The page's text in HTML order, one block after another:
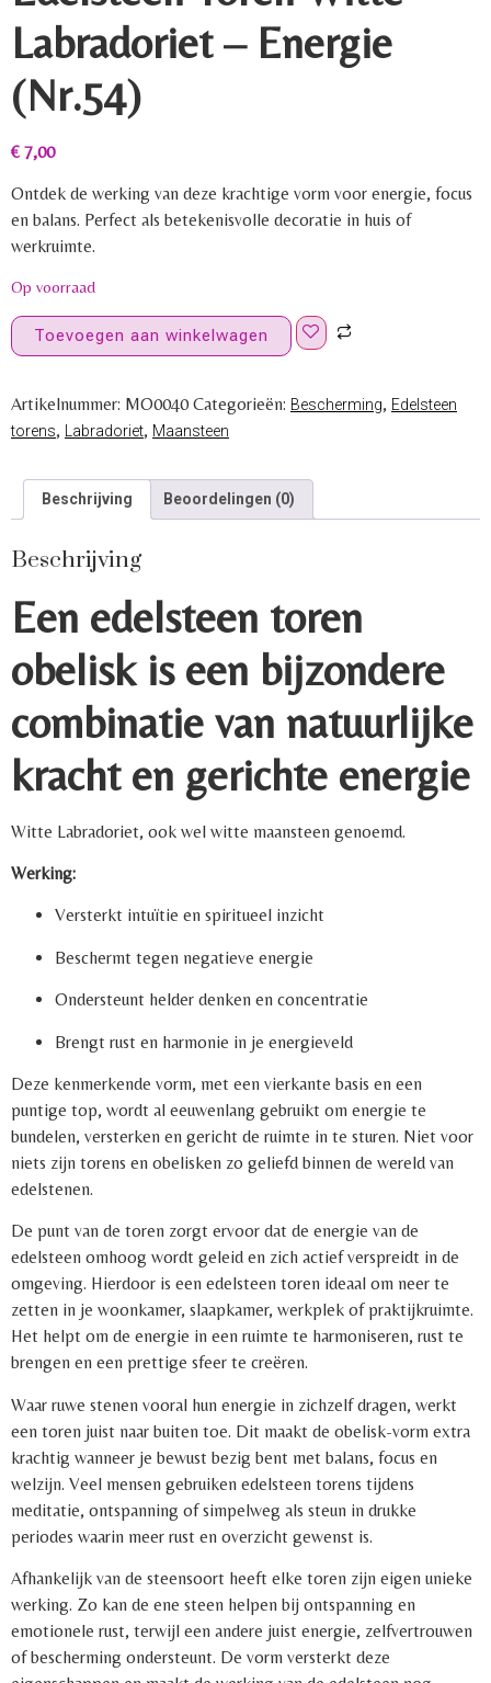
Labradoriet – Energie
(Nr.54)
€ 7,00
Ontdek de werking van deze krachtige vorm voor energie, focus
en balans. Perfect als betekenisvolle decoratie in huis of
werkruimte.
Op voorraad
Toevoegen aan winkelwagen
Artikelnummer: MO0040 Categorieën: Bescherming, Edelsteen
torens, Labradoriet, Maansteen
Beschrijving Beoordelingen (0)
Beschrijving
Een edelsteen toren
obelisk is een bijzondere
combinatie van natuurlijke
kracht en gerichte energie
Witte Labradoriet, ook wel witte maansteen genoemd.
Werking:
Versterkt intuïtie en spiritueel inzicht
Beschermt tegen negatieve energie
Ondersteunt helder denken en concentratie
Brengt rust en harmonie in je energieveld
Deze kenmerkende vorm, met een vierkante basis en een
puntige top, wordt al eeuwenlang gebruikt om energie te
bundelen, versterken en gericht de ruimte in te sturen. Niet voor
niets zijn torens en obelisken zo geliefd binnen de wereld van
edelstenen.
De punt van de toren zorgt ervoor dat de energie van de
edelsteen omhoog wordt geleid en zich actief verspreidt in de
omgeving. Hierdoor is een edelsteen toren ideaal om neer te
zetten in je woonkamer, slaapkamer, werkplek of praktijkruimte.
Het helpt om de energie in een ruimte te harmoniseren, rust te
brengen en een prettige sfeer te creëren.
Waar ruwe stenen vooral hun energie in zichzelf dragen, werkt
een toren juist naar buiten toe. Dit maakt de obelisk-vorm extra
krachtig wanneer je bewust bezig bent met balans, focus en
welzijn. Veel mensen gebruiken edelsteen torens tijdens
meditatie, ontspanning of simpelweg als steun in drukke
periodes waarin meer rust en overzicht gewenst is.
Afhankelijk van de steensoort heeft elke toren zijn eigen unieke
werking. Zo kan de ene steen helpen bij ontspanning en
emotionele rust, terwijl een andere juist energie, zelfvertrouwen
of bescherming ondersteunt. De vorm versterkt deze